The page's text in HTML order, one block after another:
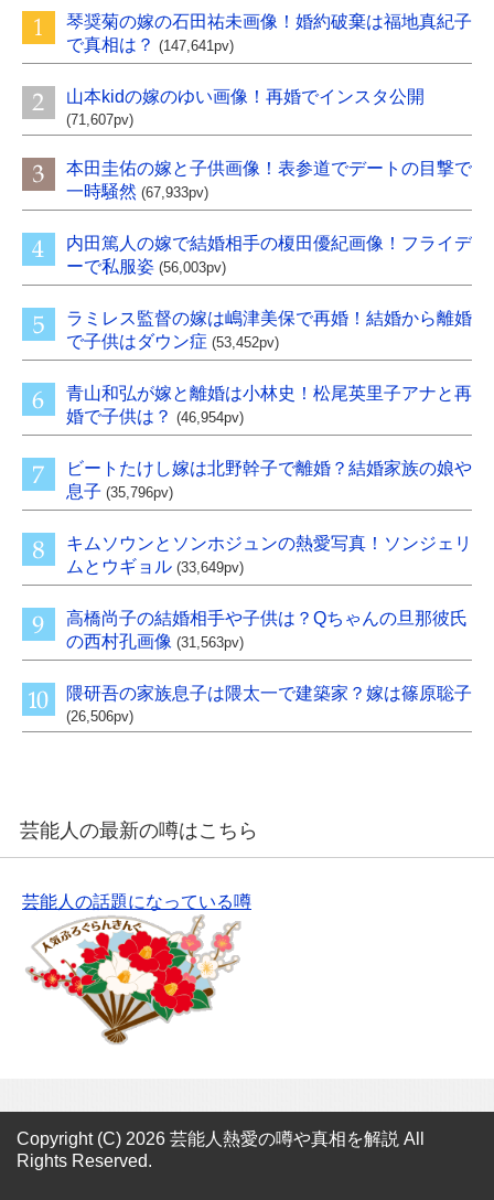
琴奨菊の嫁の石田祐未画像！婚約破棄は福地真紀子
で真相は？ (147,641pv)
山本kidの嫁のゆい画像！再婚でインスタ公開
(71,607pv)
本田圭佑の嫁と子供画像！表参道でデートの目撃で
一時騒然 (67,933pv)
内田篤人の嫁で結婚相手の榎田優紀画像！フライデ
ーで私服姿 (56,003pv)
ラミレス監督の嫁は嶋津美保で再婚！結婚から離婚
で子供はダウン症 (53,452pv)
青山和弘が嫁と離婚は小林史！松尾英里子アナと再
婚で子供は？ (46,954pv)
ビートたけし嫁は北野幹子で離婚？結婚家族の娘や
息子 (35,796pv)
キムソウンとソンホジュンの熱愛写真！ソンジェリ
ムとウギョル (33,649pv)
高橋尚子の結婚相手や子供は？Qちゃんの旦那彼氏
の西村孔画像 (31,563pv)
隈研吾の家族息子は隈太一で建築家？嫁は篠原聡子
(26,506pv)
芸能人の最新の噂はこちら
芸能人の話題になっている噂
Copyright (C) 2026 芸能人熱愛の噂や真相を解説 All
Rights Reserved.